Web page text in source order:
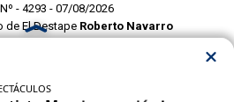
- 4293 - 07/08/2026
de El Destape Roberto Navarro
DE PRIVACIDAD